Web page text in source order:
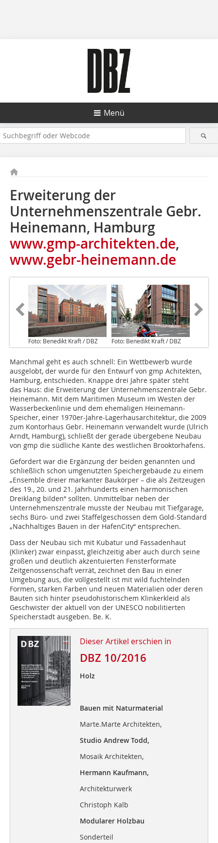
Menü
Erweiterung der
Unternehmenszentrale Gebr.
Heinemann, Hamburg
www.gmp-architekten.de,
www.gebr-heinemann.de
Foto: Benedikt Kraft / DBZ Foto: Benedikt Kraft / DBZ
Manchmal geht es auch schnell: Ein Wettbewerb wurde
ausgelobt, der wurde für den Entwurf von gmp Achitekten,
Hamburg, entschieden. Knappe drei Jahre später steht
das Haus: die Erweiterung der Unternehmenszentrale Gebr.
Heinemann. Mit dem Maritimen Museum im Westen der
Wasserbeckenlinie und dem ehemaligen Heinemann-
Speicher, einer 1970er-Jahre-Lagerhausarchitektur, die 2009
zum Kontorhaus Gebr. Heinemann verwandelt wurde (Ulrich
Arndt, Hamburg), schließt der gerade übergebene Neubau
von gmp die südliche Kante des westlichen Brooktorhafens.
Gefordert war die Ergänzung der beiden genannten und
schließlich schon umgenutzten Speichergebäude zu einem
„Ensemble dreier markanter Baukörper – die als Zeitzeugen
des 19., 20. und 21. Jahrhunderts einen harmonischen
Dreiklang bilden“ sollten. Unmittelbar neben der
Unternehmenszentrale musste der Neubau mit Tiefgarage,
sechs Büro- und zwei Staffelgeschossen dem Gold-Standard
„Nachhaltiges Bauen in der HafenCity“ entsprechen.
Dass der Neubau sich mit Kubatur und Fassadenhaut
(Klinker) zwar einpasst, gleichzeitig aber auch durch seine
großen und deutlich akzentuierten Fensterformate
Zeitgenossenschaft verrät, zeichnet den Bau in einer
Umgebung aus, die vollgestellt ist mit wild fuchtelnden
Formen, starken Farben und neuen Materialien oder deren
Bauten sich hinter pseudohistorischem Klinkerkleid als
Geschwister der aktuell von der UNESCO nobilitierten
Speicherstadt ausgeben. Be. K.
Dieser Artikel erschien in
DBZ 10/2016
Holz
Bauen mit Naturmaterial
Marte.Marte Architekten,
Studio Andrew Todd,
Mosaik Architekten,
Hermann Kaufmann,
Architekturwerk
Christoph Kalb
Modularer Holzbau
Sonderteil